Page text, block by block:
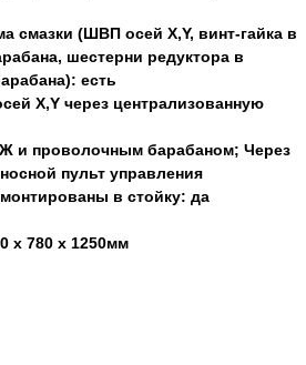
смазки (ШВП осей X,Y, винт-гайка в
шестерни редуктора в
есть
X,Y через централизованную
и проволочным барабаном; Через
пульт управления
в стойку: да
х 780 х 1250мм